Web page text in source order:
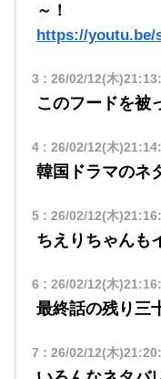
～！
https://youtu.be/
3 : 26/02/12(木
このフードを被
4: 26/02/12(木
韓国ドラマのネ
5: 26/02/12(木
ちえりちゃんも
6 : 26/02/12(木
最終話の残り三
7 : 26/02/12(木